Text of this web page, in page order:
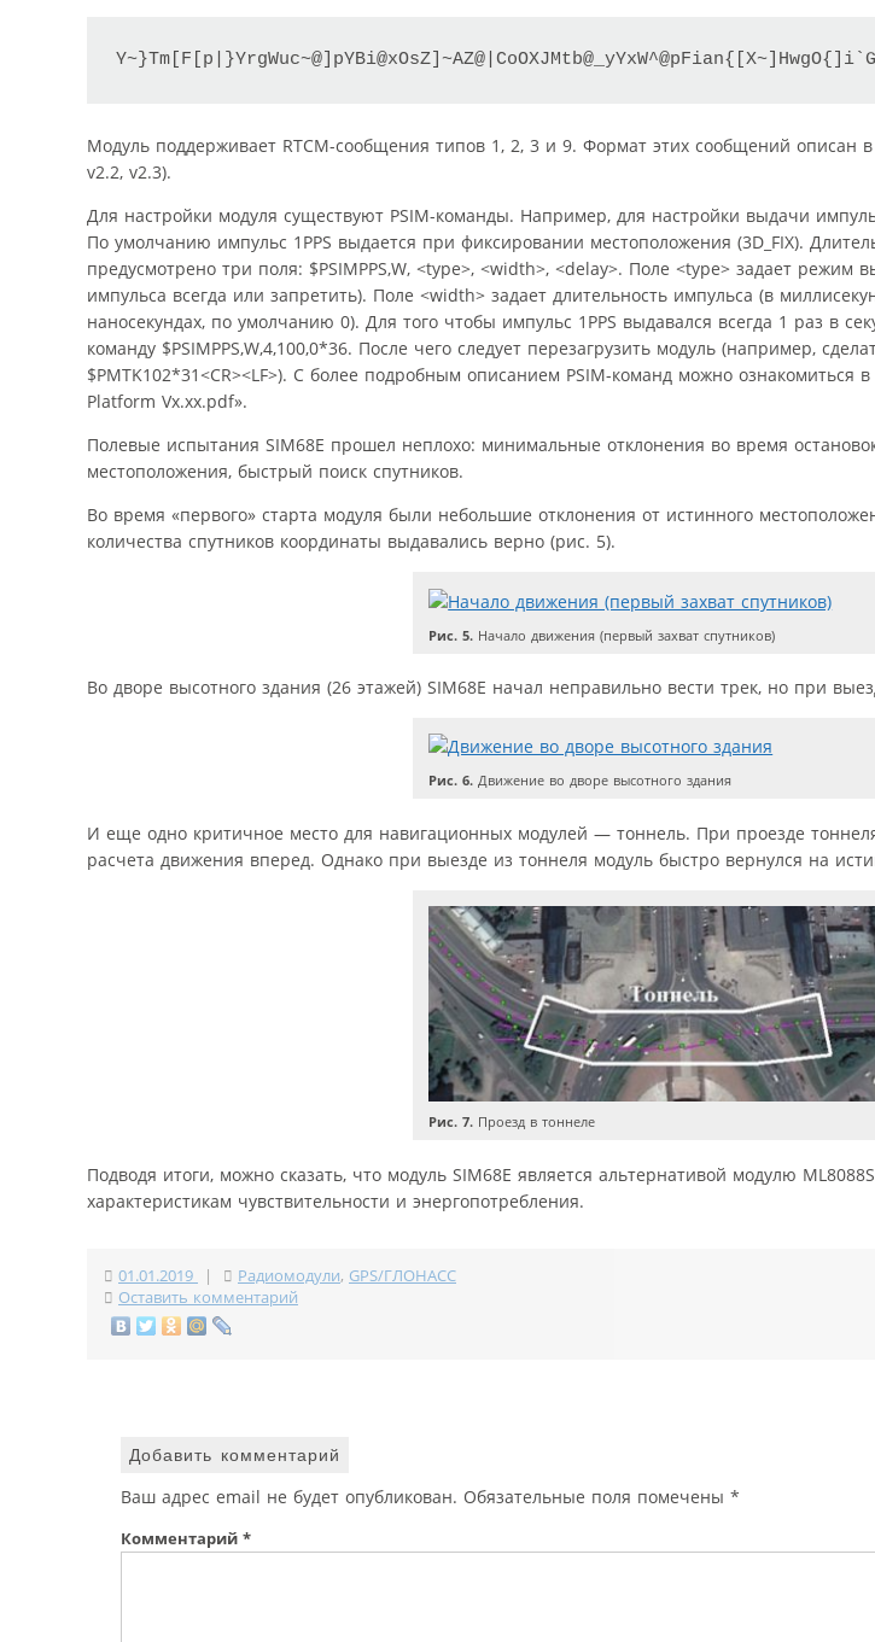
Модуль поддерживает RTCM-сообщения типов 1, 2, 3 и 9. Формат этих сообщений описан в
v2.2, v2.3).
Для настройки модуля существуют PSIM-команды. Например, для настройки выдачи
По умолчанию импульс 1PPS выдается при фиксировании местоположения (3D_FIX).
предусмотрено три поля: $PSIMPPS,W, <type>, <width>, <delay>. Поле <type> задает
импульса всегда или запретить). Поле <width> задает длительность импульса (в
наносекундах, по умолчанию 0). Для того чтобы импульс 1PPS выдавался всегда 1 раз в
команду $PSIMPPS,W,4,100,0*36. После чего следует перезагрузить модуль (например,
$PMTK102*31<CR><LF>). С более подробным описанием PSIM-команд можно ознакомиться
Platform Vх.хх.pdf».
Полевые испытания SIM68E прошел неплохо: минимальные отклонения во время
местоположения, быстрый поиск спутников.
Во время «первого» старта модуля были небольшие отклонения от истинного
количества спутников координаты выдавались верно (рис. 5).
Рис. 5. Начало движения (первый захват спутников)
Во дворе высотного здания (26 этажей) SIM68E начал неправильно вести трек, но при
Рис. 6. Движение во дворе высотного здания
И еще одно критичное место для навигационных модулей — тоннель. При проезде
расчета движения вперед. Однако при выезде из тоннеля модуль быстро вернулся на
Рис. 7. Проезд в тоннеле
Подводя итоги, можно сказать, что модуль SIM68E является альтернативой модулю
характеристикам чувствительности и энергопотребления.
01.01.2019 | Радиомодули, GPS/ГЛОНАСС
Оставить комментарий
Добавить комментарий
Ваш адрес email не будет опубликован. Обязательные поля помечены *
Комментарий *